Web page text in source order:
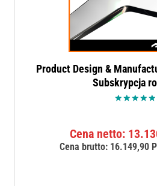
Product Design &
Subskrypcja
Cena netto:
Cena brutto: 16.149,90